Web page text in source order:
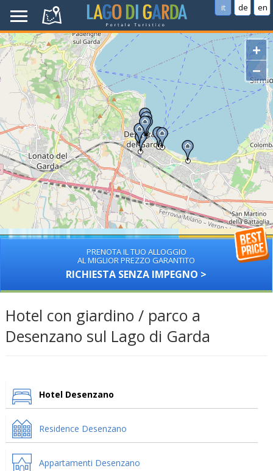
it de en
+
−
PRENOTA IL TUO ALLOGGIO
AL MIGLIOR PREZZO GARANTITO
RICHIESTA SENZA IMPEGNO >
Hotel con giardino / parco a
Desenzano sul Lago di Garda
Hotel Desenzano
Residence Desenzano
Appartamenti Desenzano